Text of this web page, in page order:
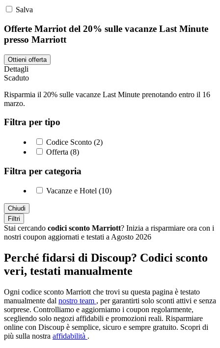
Salva
Offerte Marriot del 20% sulle vacanze Last Minute
presso Marriott
Ottieni offerta
Dettagli
Scaduto
Risparmia il 20% sulle vacanze Last Minute prenotando entro il 16
marzo.
Filtra per tipo
Codice Sconto (2)
Offerta (8)
Filtra per categoria
Vacanze e Hotel (10)
Chiudi
Filtri
Stai cercando codici sconto Marriott? Inizia a risparmiare ora con i
nostri coupon aggiornati e testati a Agosto 2026
Perché fidarsi di Discoup? Codici sconto
veri, testati manualmente
Ogni codice sconto Marriott che trovi su questa pagina è testato
manualmente dal nostro team , per garantirti solo sconti attivi e senza
sorprese. Controlliamo e aggiorniamo i coupon regolarmente,
scegliendo solo negozi affidabili e promozioni reali. Risparmiare
online con Discoup è semplice, sicuro e sempre gratuito. Scopri di
più sulla nostra affidabilità .